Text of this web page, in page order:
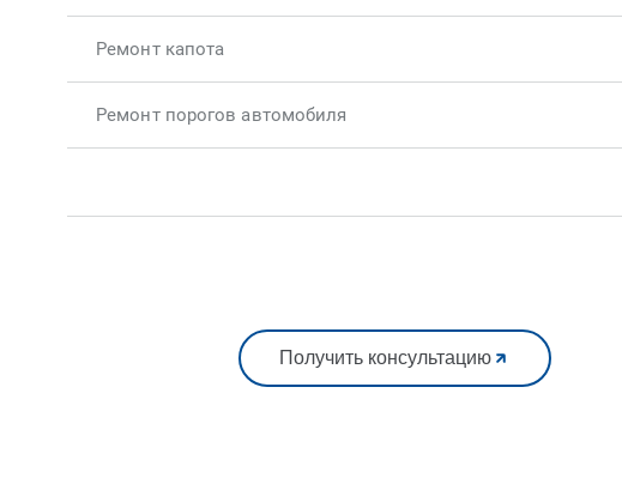
Ремонт капота
Ремонт порогов автомобиля
Получить консультацию